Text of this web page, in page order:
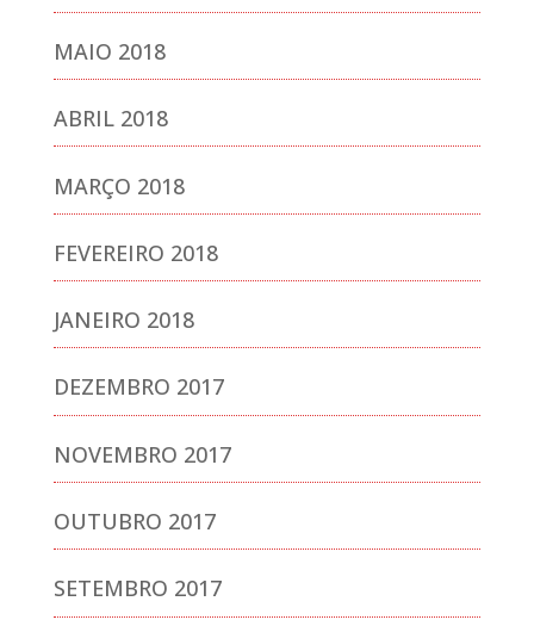
MAIO 2018
ABRIL 2018
MARÇO 2018
FEVEREIRO 2018
JANEIRO 2018
DEZEMBRO 2017
NOVEMBRO 2017
OUTUBRO 2017
SETEMBRO 2017